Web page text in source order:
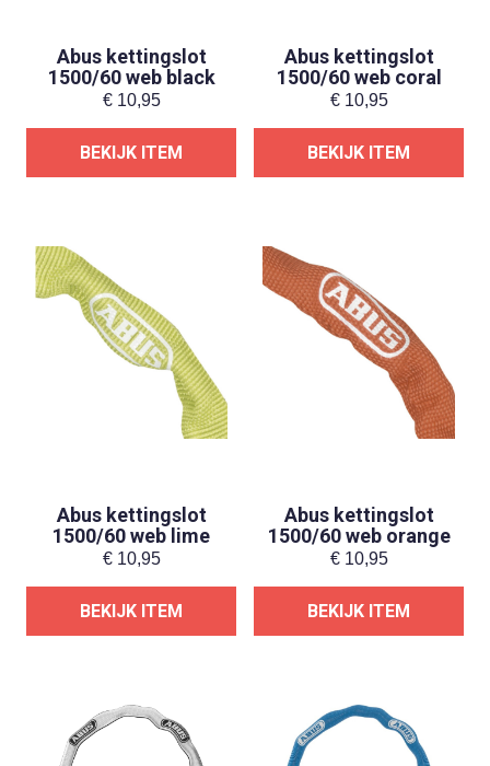
Abus kettingslot
1500/60 web black
€10,95
BEKIJK ITEM
Abus kettingslot
1500/60 web coral
€10,95
BEKIJK ITEM
Abus kettingslot
1500/60 web lime
€10,95
BEKIJK ITEM
Abus kettingslot
1500/60 web orange
€10,95
BEKIJK ITEM